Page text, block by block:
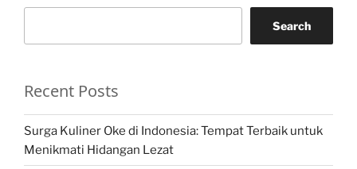
Search
Recent Posts
Surga Kuliner Oke di Indonesia: Tempat Terbaik untuk
Menikmati Hidangan Lezat